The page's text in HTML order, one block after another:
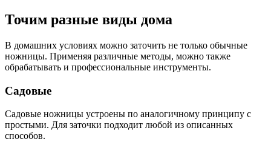
Точим разные виды дома
В домашних условиях можно заточить не только обычные
ножницы. Применяя различные методы, можно также
обрабатывать и профессиональные инструменты.
Садовые
Садовые ножницы устроены по аналогичному принципу с
простыми. Для заточки подходит любой из описанных
способов.